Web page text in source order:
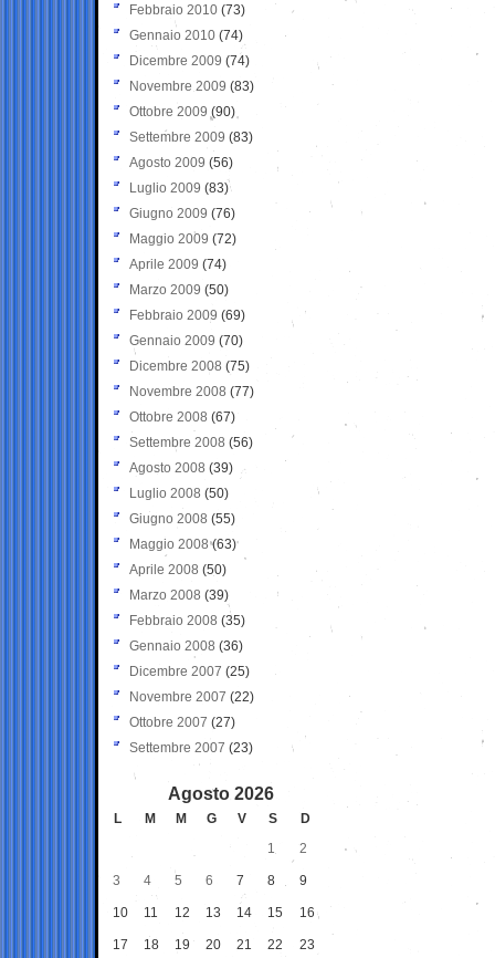
Febbraio 2010 (73)
Gennaio 2010 (74)
Dicembre 2009 (74)
Novembre 2009 (83)
Ottobre 2009 (90)
Settembre 2009 (83)
Agosto 2009 (56)
Luglio 2009 (83)
Giugno 2009 (76)
Maggio 2009 (72)
Aprile 2009 (74)
Marzo 2009 (50)
Febbraio 2009 (69)
Gennaio 2009 (70)
Dicembre 2008 (75)
Novembre 2008 (77)
Ottobre 2008 (67)
Settembre 2008 (56)
Agosto 2008 (39)
Luglio 2008 (50)
Giugno 2008 (55)
Maggio 2008(63)
Aprile 2008 (50)
Marzo 2008 (39)
Febbraio 2008 (35)
Gennaio 2008 (36)
Dicembre 2007 (25)
Novembre 2007 (22)
Ottobre 2007 (27)
Settembre 2007 (23)
Agosto 2026
L M M G V S
D
1
2
3 4 5 6 7 8 9
10 11 12 13 14 15 16
17 18 19 20 21 22 23